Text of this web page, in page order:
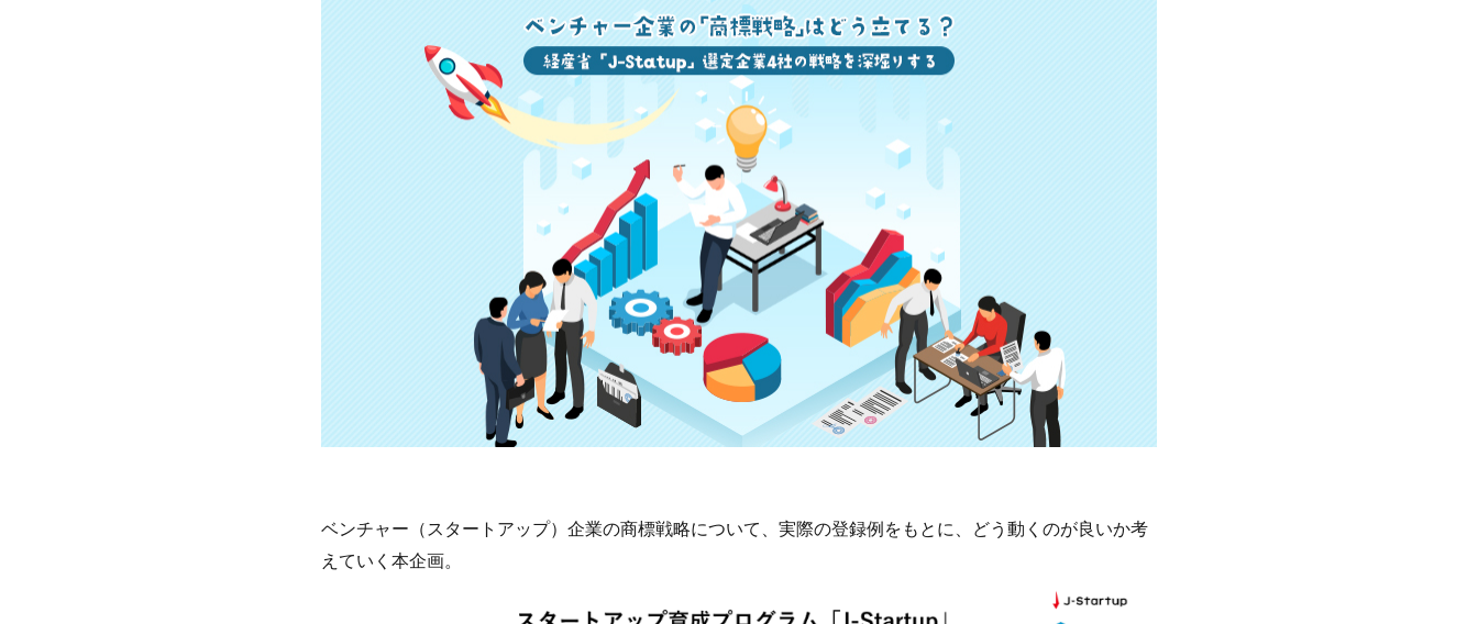
ベンチャー（スタートアップ）企業の商標戦略について、実際の登録例をもとに、どう動くのが良いか考
えていく本企画。